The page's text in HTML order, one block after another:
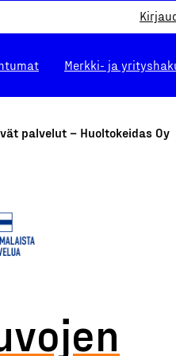
Merkki- ja
palvelut – Huoltokeidas Oy